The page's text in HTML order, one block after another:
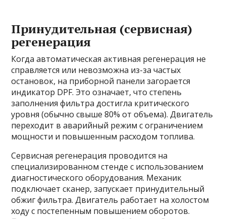
Принудительная (сервисная)
регенерация
Когда автоматическая активная регенерация не
справляется или невозможна из-за частых
остановок, на приборной панели загорается
индикатор DPF. Это означает, что степень
заполнения фильтра достигла критического
уровня (обычно свыше 80% от объема). Двигатель
переходит в аварийный режим с ограничением
мощности и повышенным расходом топлива.
Сервисная регенерация проводится на
специализированном стенде с использованием
диагностического оборудования. Механик
подключает сканер, запускает принудительный
обжиг фильтра. Двигатель работает на холостом
ходу с постепенным повышением оборотов.